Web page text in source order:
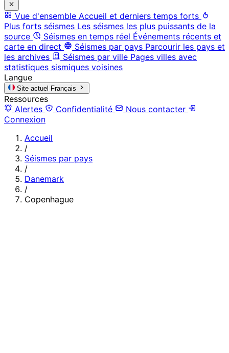
Vue d'ensemble Accueil et derniers temps forts
Plus forts séismes Les séismes les plus puissants de la
source
Séismes en temps réel Événements récents et
carte en direct
Séismes par pays Parcourir les pays et
les archives
Séismes par ville Pages villes avec
statistiques sismiques voisines
Langue
Site actuel Français
Ressources
Alertes
Confidentialité
Nous contacter
Connexion
Accueil
/
Séismes par pays
/
Danemark
/
Copenhague